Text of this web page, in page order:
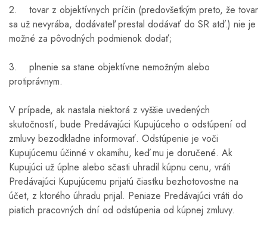
2. tovar z objektívnych príčin (predovšetkým preto, že tovar
sa už nevyrába, dodávateľ prestal dodávať do SR atď.) nie je
možné za pôvodných podmienok dodať;
3. plnenie sa stane objektívne nemožným alebo
protiprávnym.
V prípade, ak nastala niektorá z vyššie uvedených
skutočností, bude Predávajúci Kupujúceho o odstúpení od
zmluvy bezodkladne informovať. Odstúpenie je voči
Kupujúcemu účinné v okamihu, keď mu je doručené. Ak
Kupujúci už úplne alebo sčasti uhradil kúpnu cenu, vráti
Predávajúci Kupujúcemu prijatú čiastku bezhotovostne na
účet, z ktorého úhradu prijal. Peniaze Predávajúci vráti do
piatich pracovných dní od odstúpenia od kúpnej zmluvy.